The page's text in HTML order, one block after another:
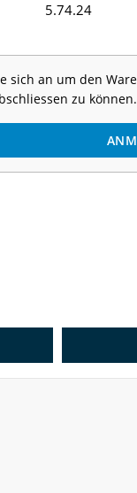
sich an um den
zu können.
5.74.24